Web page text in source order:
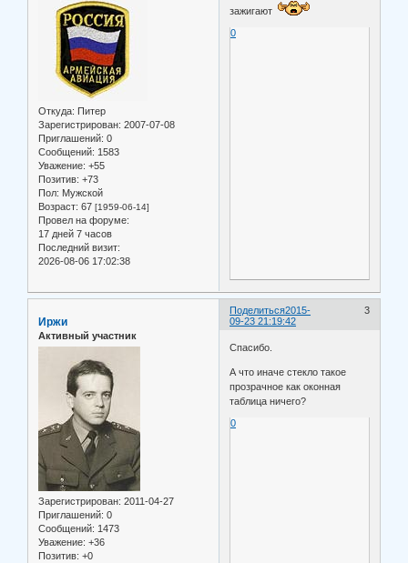
Откуда: Питер
Зарегистрирован: 2007-07-08
Приглашений: 0
Сообщений: 1583
Уважение: +55
Позитив: +73
Пол: Мужской
Возраст: 67 [1959-06-14]
Провел на форуме:
17 дней 7 часов
Последний визит:
2026-08-06 17:02:38
зажигают
0
Поделиться 3
2015-
09-23 21:19:42
Иржи
Активный участник
Зарегистрирован: 2011-04-27
Приглашений: 0
Сообщений: 1473
Уважение: +36
Позитив: +0
Спасибо.
А что иначе стекло такое
прозрачное как оконная
таблица ничего?
0